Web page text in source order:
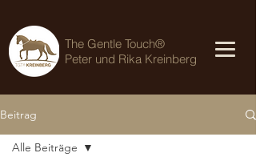
The Gentle Touch®
Peter und Rika Kreinberg
Beitrag
Alle Beiträge